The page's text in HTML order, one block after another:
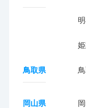
鳥取県
岡山県